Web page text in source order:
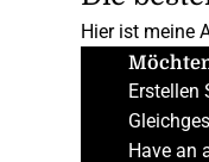
Hier ist meine
Erstellen
Have an